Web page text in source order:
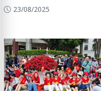
23/08/2025